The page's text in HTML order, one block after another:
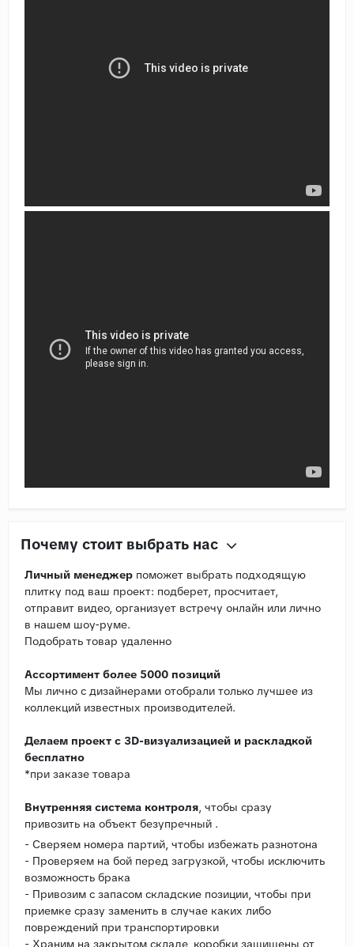
Почему стоит выбрать нас
Личный менеджер поможет выбрать подходящую
плитку под ваш проект: подберет, просчитает,
отправит видео, организует встречу онлайн или лично
в нашем шоу-руме.
Подобрать товар удаленно
Ассортимент более 5000 позиций
Мы лично с дизайнерами отобрали только лучшее из
коллекций известных производителей.
Делаем проект с 3D-визуализацией и раскладкой
бесплатно
*при заказе товара
Внутренняя система контроля, чтобы сразу
привозить на объект безупречный .
- Сверяем номера партий, чтобы избежать разнотона
- Проверяем на бой перед загрузкой, чтобы исключить
возможность брака
- Привозим с запасом складские позиции, чтобы при
приемке сразу заменить в случае каких либо
повреждений при транспортировки
- Храним на закрытом складе, коробки защищены от